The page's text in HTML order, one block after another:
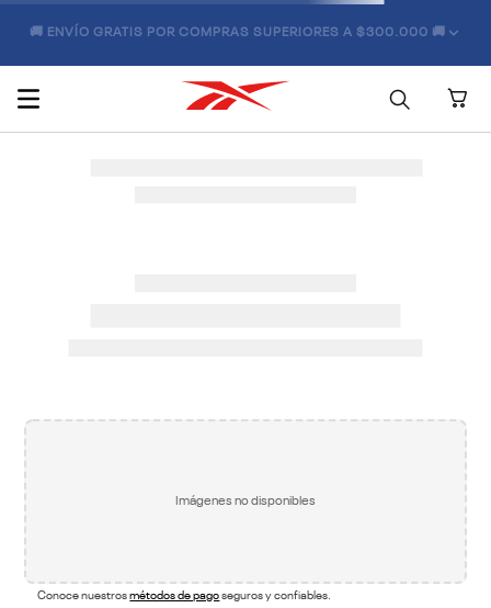
🚚 ENVÍO GRATIS POR COMPRAS SUPERIORES A $300.000 🚚
Imágenes no disponibles
Conoce nuestrosmétodos de pagoseguros y confiables.